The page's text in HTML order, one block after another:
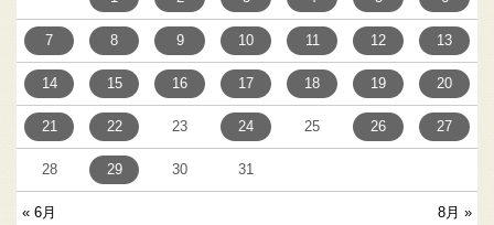
« 6月 8月 »
7 8 9 10 11 12 13
14 15 16 17 18 19 20
21 22 23 24 25 26 27
28 29 30 31